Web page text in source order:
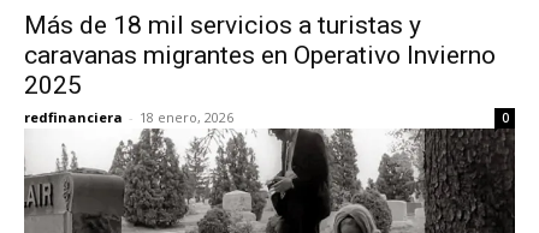
Más de 18 mil servicios a turistas y
caravanas migrantes en Operativo Invierno
2025
redfinanciera - 18 enero, 2026 0